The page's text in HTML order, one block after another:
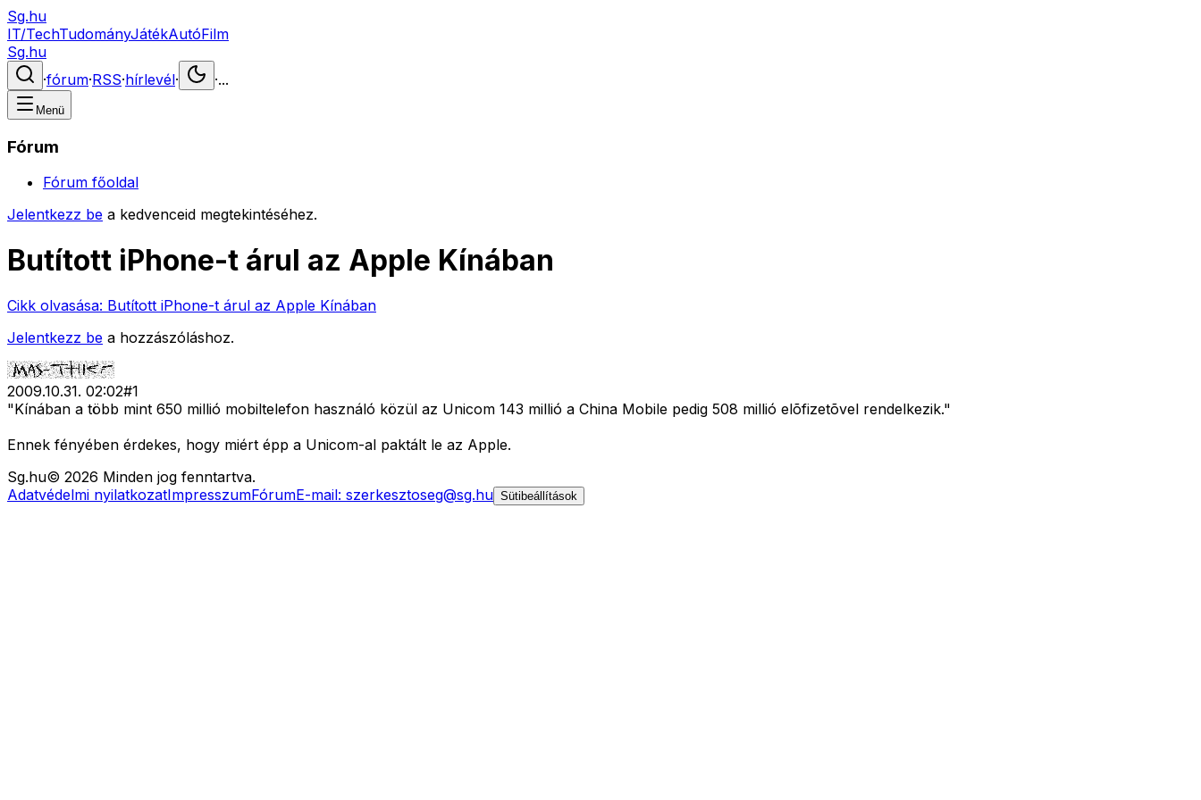
Sg.hu
IT/TechTudományJátékAutóFilm
Sg.hu
·fórum·RSS·hírlevél· ·...
Menü
Fórum
Fórum főoldal
Jelentkezz be a kedvenceid megtekintéséhez.
Butított iPhone-t árul az Apple Kínában
Cikk olvasása: Butított iPhone-t árul az Apple Kínában
Jelentkezz be a hozzászóláshoz.
2009.10.31. 02:02#1
"Kínában a több mint 650 millió mobiltelefon használó közül az Unicom 143 millió a China Mobile pedig 508 millió elõfizetõvel rendelkezik."
Ennek fényében érdekes, hogy miért épp a Unicom-al paktált le az Apple.
Sg.hu© 2026 Minden jog fenntartva.
Adatvédelmi nyilatkozatImpresszumFórumE-mail: szerkesztoseg@sg.hu Sütibeállítások